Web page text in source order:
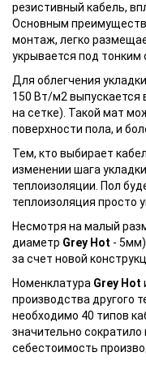
резистивный кабель,
Основным
монтаж, легко
укрывается под тонким
Для облегчения
150 Вт/м2 выпускается
на сетке). Такой мат
поверхности пола, и
Тем, кто выбирает
изменении шага
теплоизоляции. Пол
теплоизоляция просто
Несмотря на малый
диаметр Grey Hot -
за счет новой
Номенклатура Grey Hot
производства другого
необходимо 40 типов
значительно
себестоимость